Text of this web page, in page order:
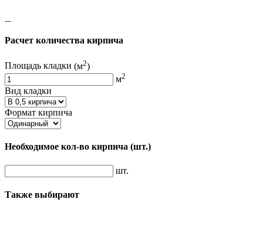
Расчет количества кирпича
Площадь кладки (м2)
м2
Вид кладки
Формат кирпича
Необходимое кол-во кирпича (шт.)
шт.
Также выбирают